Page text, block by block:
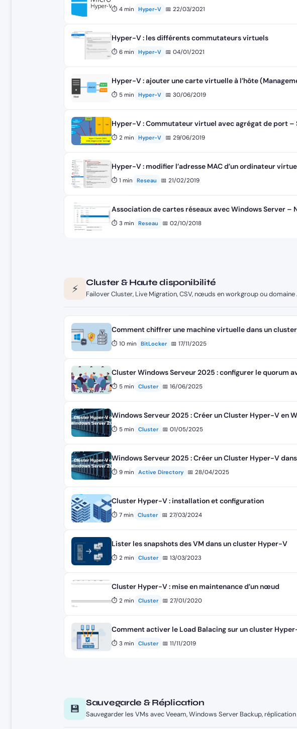
⏱ 4 min Hyper-V 📅 22/03/2021
Hyper-V : les différents commutateurs virtuels
⏱ 6 min Hyper-V 📅 04/01/2021
Hyper-V : ajouter une carte virtuelle à l’hôte
⏱ 5 min Hyper-V 📅 30/06/2019
Hyper-V : Commutateur virtuel avec agrégat de port –
⏱ 2 min Hyper-V 📅 29/06/2019
Hyper-V : modifier l’adresse MAC d’un ordinateur
⏱ 1 min Reseau 📅 21/02/2019
Association de cartes réseaux avec Windows Server –
⏱ 3 min Reseau 📅 02/10/2018
⚡ Cluster & Haute disponibilité
Failover Cluster, Live Migration, CSV, nœuds en workgroup ou domaine
Comment chiffrer une machine virtuelle dans un
⏱ 10 min BitLocker 📅 17/11/2025
Cluster Windows Serveur 2025 : configurer le quorum
⏱ 5 min Cluster 📅 16/06/2025
Windows Serveur 2025 : Créer un Cluster Hyper-V en
⏱ 5 min Cluster 📅 01/05/2025
Windows Serveur 2025 : Créer un Cluster Hyper-V
⏱ 9 min Active Directory 📅 28/04/2025
Cluster Hyper-V : installation et configuration
⏱ 7 min Cluster 📅 27/03/2024
Lister les snapshots des VM dans un cluster Hyper-V
⏱ 2 min Cluster 📅 13/03/2023
Cluster Hyper-V : mise en maintenance d’un nœud
⏱ 2 min Cluster 📅 27/01/2020
Comment activer le Load Balacing sur un cluster
⏱ 3 min Cluster 📅 11/11/2019
💾 Sauvegarde & Réplication
Sauvegarder les VMs avec Veeam, Windows Server Backup,